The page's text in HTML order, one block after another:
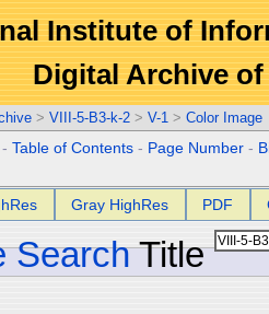
Institute of
Digital Archive
> VIII-5-B3-k-2 > V-1 > Color Image
-Table of Contents - Page Number -
Gray HighRes PDF
Search Title